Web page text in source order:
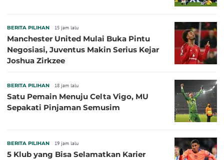
BERITA PILIHAN 15 jam lalu
Manchester United Mulai Buka Pintu
Negosiasi, Juventus Makin Serius Kejar
Joshua Zirkzee
BERITA PILIHAN 18 jam lalu
Satu Pemain Menuju Celta Vigo, MU
Sepakati Pinjaman Semusim
BERITA PILIHAN 19 jam lalu
5 Klub yang Bisa Selamatkan Karier